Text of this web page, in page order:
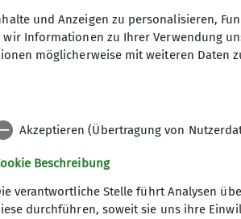
6
und Anzeigen zu personalisieren,
Informationen zu Ihrer Verwendung
möglicherweise mit weiteren Daten
Akzeptieren (Übertragung von
Beschreibung
verantwortliche Stelle führt Analysen
durchführen, soweit sie uns ihre